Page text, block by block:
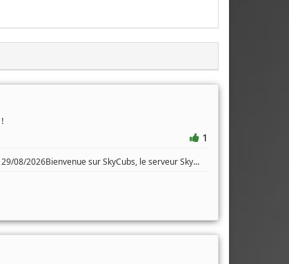
1
08/2026Bienvenue sur SkyCubs, le serveur Sky...